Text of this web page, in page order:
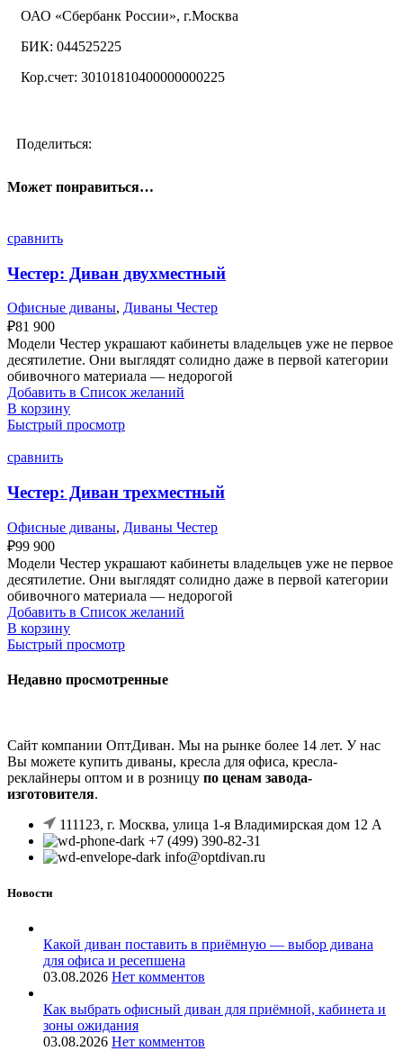
ОАО «Сбербанк России», г.Москва
БИК: 044525225
Кор.счет: 30101810400000000225
Поделиться:
Может понравиться…
сравнить
Честер: Диван двухместный
Офисные диваны, Диваны Честер
₽81 900
Модели Честер украшают кабинеты владельцев уже не первое
десятилетие. Они выглядят солидно даже в первой категории
обивочного материала — недорогой
Добавить в Список желаний
В корзину
Быстрый просмотр
сравнить
Честер: Диван трехместный
Офисные диваны, Диваны Честер
₽99 900
Модели Честер украшают кабинеты владельцев уже не первое
десятилетие. Они выглядят солидно даже в первой категории
обивочного материала — недорогой
Добавить в Список желаний
В корзину
Быстрый просмотр
Недавно просмотренные
Сайт компании ОптДиван. Мы на рынке более 14 лет. У нас
Вы можете купить диваны, кресла для офиса, кресла-
реклайнеры оптом и в розницу по ценам завода-
изготовителя.
111123, г. Москва, улица 1-я Владимирская дом 12 А
+7 (499) 390-82-31
info@optdivan.ru
Новости
Какой диван поставить в приёмную — выбор дивана
для офиса и ресепшена
03.08.2026 Нет комментов
Как выбрать офисный диван для приёмной, кабинета и
зоны ожидания
03.08.2026 Нет комментов